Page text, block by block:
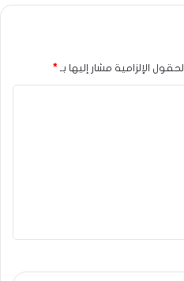
الحقول الإلزامية مشار إليها بـ *